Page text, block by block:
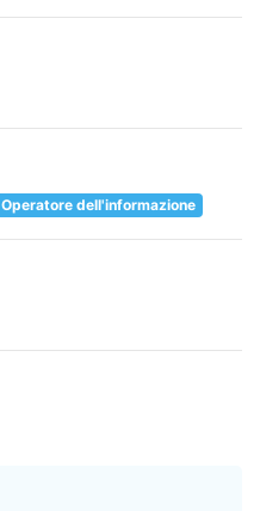
Operatore dell'informazione